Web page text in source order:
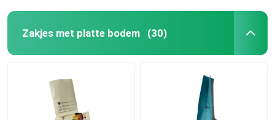
Zakjes met platte bodem (30)